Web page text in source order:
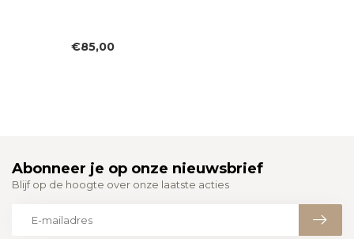
€85,00
Abonneer je op onze nieuwsbrief
Blijf op de hoogte over onze laatste acties